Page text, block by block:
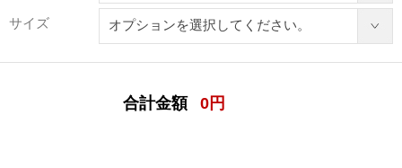
サイズ
合計金額 0 円